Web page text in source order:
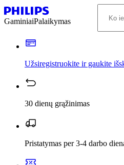
GaminiaiPalaikymas
Užsiregistruokite ir gaukite
30 dienų grąžinimas
Pristatymas per 3-4 darbo